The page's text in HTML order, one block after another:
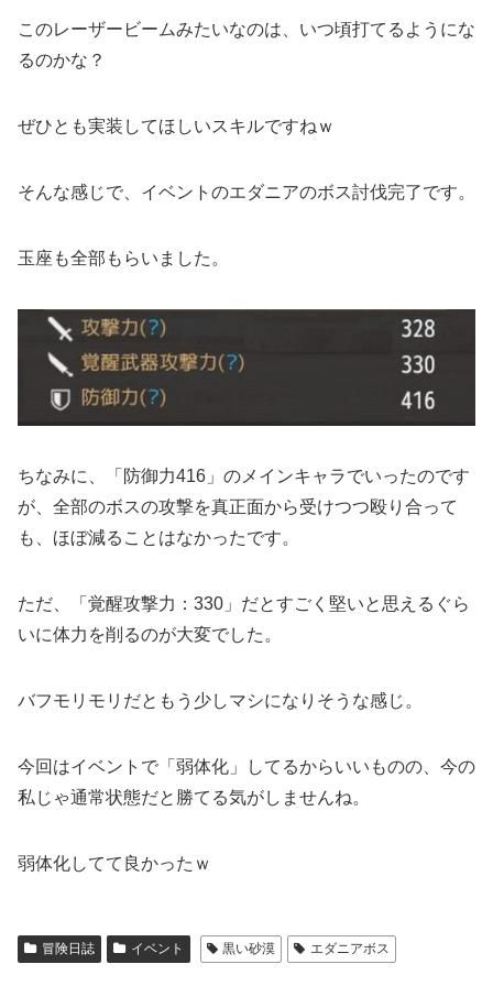
このレーザービームみたいなのは、いつ頃打てるようにな
るのかな？
ぜひとも実装してほしいスキルですねｗ
そんな感じで、イベントのエダニアのボス討伐完了です。
玉座も全部もらいました。
ちなみに、「防御力416」のメインキャラでいったのです
が、全部のボスの攻撃を真正面から受けつつ殴り合って
も、ほぼ減ることはなかったです。
ただ、「覚醒攻撃力：330」だとすごく堅いと思えるぐら
いに体力を削るのが大変でした。
バフモリモリだともう少しマシになりそうな感じ。
今回はイベントで「弱体化」してるからいいものの、今の
私じゃ通常状態だと勝てる気がしませんね。
弱体化してて良かったｗ
冒険日誌 イベント 黒い砂漠 エダニアボス